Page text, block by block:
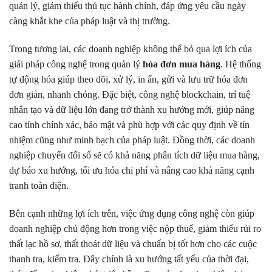
quản lý, giảm thiểu thủ tục hành chính, đáp ứng yêu cầu ngày
càng khắt khe của pháp luật và thị trường.
Trong tương lai, các doanh nghiệp không thể bỏ qua lợi ích của
giải pháp công nghệ trong quản lý hóa đơn mua hàng. Hệ thống
tự động hóa giúp theo dõi, xử lý, in ấn, gửi và lưu trữ hóa đơn
đơn giản, nhanh chóng. Đặc biệt, công nghệ blockchain, trí tuệ
nhân tạo và dữ liệu lớn đang trở thành xu hướng mới, giúp nâng
cao tính chính xác, bảo mật và phù hợp với các quy định về tín
nhiệm cũng như minh bạch của pháp luật. Đồng thời, các doanh
nghiệp chuyển đổi số sẽ có khả năng phân tích dữ liệu mua hàng,
dự báo xu hướng, tối ưu hóa chi phí và nâng cao khả năng cạnh
tranh toàn diện.
Bên cạnh những lợi ích trên, việc ứng dụng công nghệ còn giúp
doanh nghiệp chủ động hơn trong việc nộp thuế, giảm thiểu rủi ro
thất lạc hồ sơ, thất thoát dữ liệu và chuẩn bị tốt hơn cho các cuộc
thanh tra, kiểm tra. Đây chính là xu hướng tất yếu của thời đại,